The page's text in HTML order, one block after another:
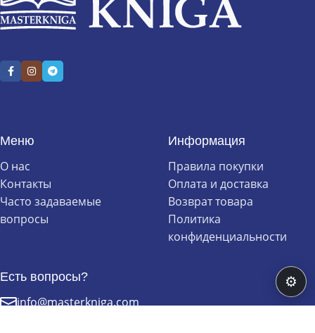
Меню
О нас
Контакты
Часто задаваемые
вопросы
Информация
Правила покупки
Оплата и доставка
Возврат товара
Политика
конфиденциальности
Есть вопросы?
info@masterkniga.com
⚙